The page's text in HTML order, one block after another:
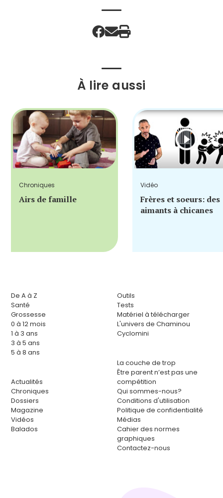
À lire aussi
Chroniques
Airs de famille
Vidéo
Frères et soeurs: des
aimants à chicanes
De A à Z
Santé
Grossesse
0 à 12 mois
1 à 3 ans
3 à 5 ans
5 à 8 ans
Actualités
Chroniques
Dossiers
Magazine
Vidéos
Balados
Outils
Tests
Matériel à télécharger
L'univers de Chaminou
Cyclomini
La couche de trop
Être parent n’est pas une
compétition
Qui sommes-nous?
Conditions d'utilisation
Politique de confidentialité
Médias
Cahier des normes
graphiques
Contactez-nous